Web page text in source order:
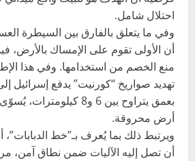
احتلال شامل.
وفي ما يتعلق بالفارق بين السيطرة
أن الأولى تقوم على الإمساك بالأرض،
منع الخصم من استخدامها. وفي هذا
تهديد صواريخ “كورنيت” يدفع إسرائيل
بعمق يتراوح بين 6 و8
أرض محروقة.
ويرتبط ذلك بما يُعرف بـ”خط
أن تصل إليه الآليات ضمن نطاق آمن،